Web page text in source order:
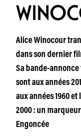
Alice Winocour
dans son dernier
Sa bande-annonce
sont aux années
aux années 1960
2000 : un
Engoncée